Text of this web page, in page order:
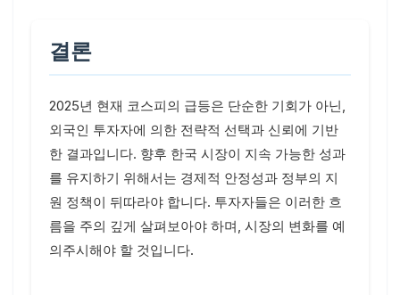
결론
2025년 현재 코스피의 급등은 단순한 기회가 아닌,
외국인 투자자에 의한 전략적 선택과 신뢰에 기반
한 결과입니다. 향후 한국 시장이 지속 가능한 성과
를 유지하기 위해서는 경제적 안정성과 정부의 지
원 정책이 뒤따라야 합니다. 투자자들은 이러한 흐
름을 주의 깊게 살펴보아야 하며, 시장의 변화를 예
의주시해야 할 것입니다.